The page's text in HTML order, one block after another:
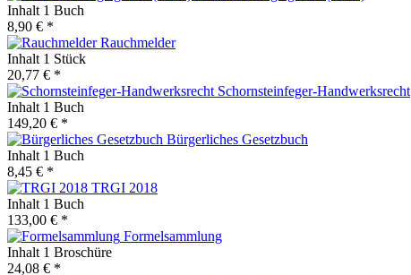
Inhalt 1 Buch
8,90 € *
Rauchmelder
Inhalt 1 Stück
20,77 € *
Schornsteinfeger-Handwerksrecht
Inhalt 1 Buch
149,20 € *
Bürgerliches Gesetzbuch
Inhalt 1 Buch
8,45 € *
TRGI 2018
Inhalt 1 Buch
133,00 € *
Formelsammlung
Inhalt 1 Broschüre
24,08 € *